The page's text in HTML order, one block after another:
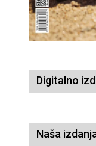
Digitalno
Naša